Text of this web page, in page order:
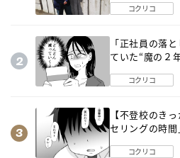
コクリコ
「正社員の落
ていた“魔の２
コクリコ
【不登校のき
セリングの時
コクリコ